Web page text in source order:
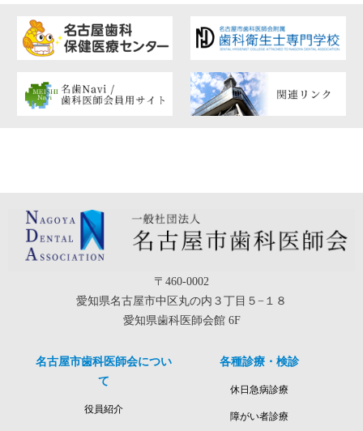
〒460-0002
愛知県名古屋市中区丸の内３丁目５−１８
愛知県歯科医師会館 6F
名古屋市歯科医師会につい
て
役員紹介
各種診療・検診
休日急病診療
障がい者診療